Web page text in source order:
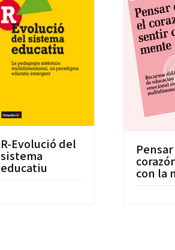
R-Evolució del
sistema
educatiu con la